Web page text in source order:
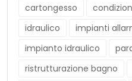
cartongesso
idraulico
impianti
impianto idraulico
ristrutturazione bagno